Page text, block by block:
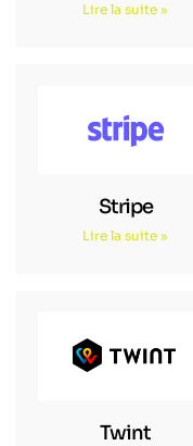
Lire la suite »
Stripe
Lire la suite »
Twint